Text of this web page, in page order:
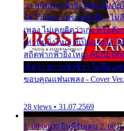
วา สถิตฟากฟ้ายิ่งใหญ่ คุ้มภัย
ใจ ไว้เถิดว่า ตราบชั่วชีวา ไ
เพลง ไม่เคยคิดว่าเก่ง หรือดั
เท่านั้นยิ่งใหญ่ ที่เป็นแรงใจ ใ
สถิตฟากฟ้ายิ่งใหญ่ คุ้มภัยให้ท่
เถิดว่า ตราบชั่วชีวา ไม่ลืมแฟ
ขอบคุณแฟนเพลง - Cover
28 views • 31.07.2569
1. 00:00:00 ยินดีรับเดน 2.